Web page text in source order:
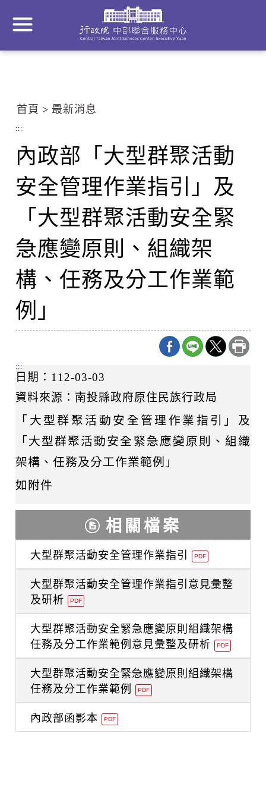
主
block
首頁 最新消息
:::
內政部「大型群聚活動
安全管理作業指引」及
「大型群聚活動安全緊
急應變原則、組織架
構、任務及分工作業範
例」
日期：112-03-03
資料來源：南投縣政府原住民族行政局
:::
「大型群聚活動安全管理作業指引」及
「大型群聚活動安全緊急應變原則、組織
架構、任務及分工作業範例」
如附件
相關檔案
大型群聚活動安全管理作業指引 PDF
大型群聚活動安全管理作業指引意見彙整
及研析
PDF
大型群聚活動安全緊急應變原則組織架構
任務及分工作業範例意見彙整及研析
PDF
大型群聚活動安全緊急應變原則組織架構
任務及分工作業範例
PDF
內政部函影本 PDF